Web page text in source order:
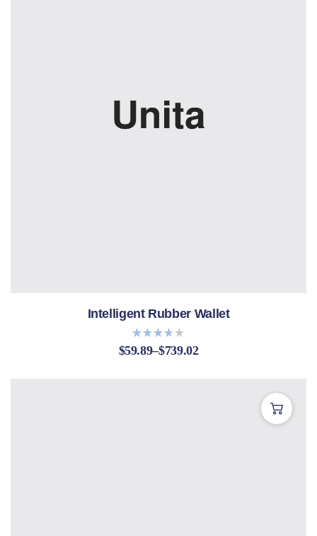
Intelligent Rubber Wallet
Bewert
et mit
$59.89–$739.02